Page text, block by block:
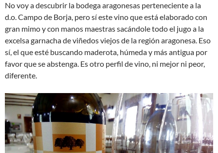
No voy a descubrir la bodega aragonesas perteneciente a la
d.o. Campo de Borja, pero sí este vino que está elaborado con
gran mimo y con manos maestras sacándole todo el jugo a la
excelsa garnacha de viñedos viejos de la región aragonesa. Eso
sí, el que esté buscando maderota, húmeda y más antigua por
favor que se abstenga. Es otro perfil de vino, ni mejor ni peor,
diferente.